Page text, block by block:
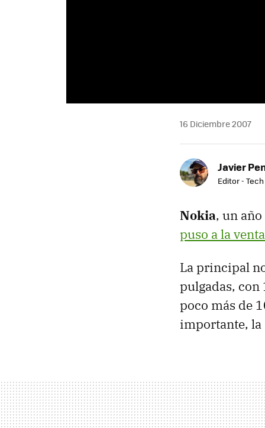
16 Diciembre 2007
Javier
Editor - Tech
Nokia, un
puso a la venta
La principal
pulgadas,
poco más de
importante, la